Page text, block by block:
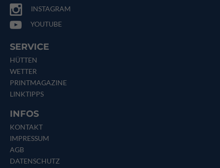
INSTAGRAM
YOUTUBE
SERVICE
HÜTTEN
WETTER
PRINTMAGAZINE
LINKTIPPS
INFOS
KONTAKT
IMPRESSUM
AGB
DATENSCHUTZ